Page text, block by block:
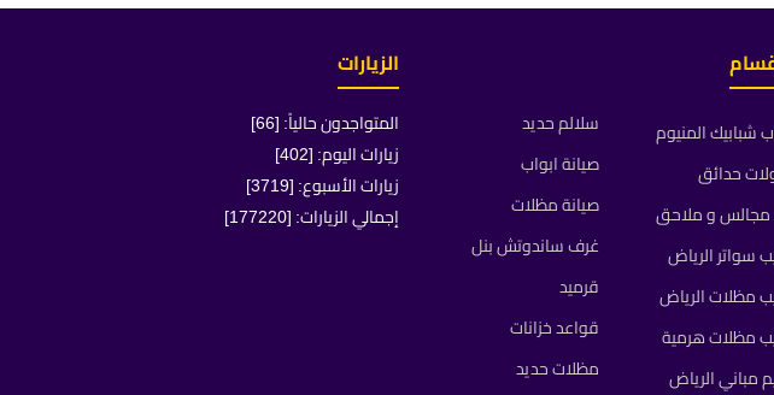
شبابيك المنيوم
حدائق
و ملاحق
سواتر الرياض
مظلات الرياض
مظلات هرمية
مباني الرياض
سلالم حديد
صيانة ابواب
صيانة مظلات
غرف ساندوتش بنل
قرميد
قواعد خزانات
مظلات حديد
الزيارات
المتواجدون حالياً: [66]
زيارات اليوم: [402]
زيارات الأسبوع: [3719]
إجمالي الزيارات: [177220]